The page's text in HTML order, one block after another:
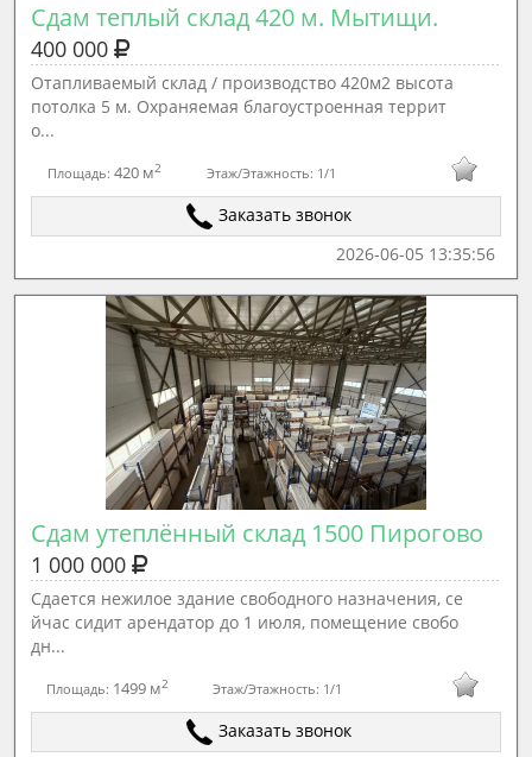
Сдам теплый склад 420 м. Мытищи.
400 000
Отапливаемый склад / производство 420м2 высота
потолка 5 м. Охраняемая благоустроенная террит
о...
Площадь:420 м2 Этаж/Этажность: 1/1
Заказать звонок
2026-06-05 13:35:56
Сдам утеплённый склад 1500 Пирогово
1 000 000
Сдается нежилое здание свободного назначения, се
йчас сидит арендатор до 1 июля, помещение свобо
дн...
Площадь: 1499 м2 Этаж/Этажность: 1/1
Заказать звонок